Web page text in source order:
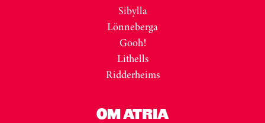
Sibylla
Lönneberga
Gooh!
Lithells
Ridderheims
OM ATRIA